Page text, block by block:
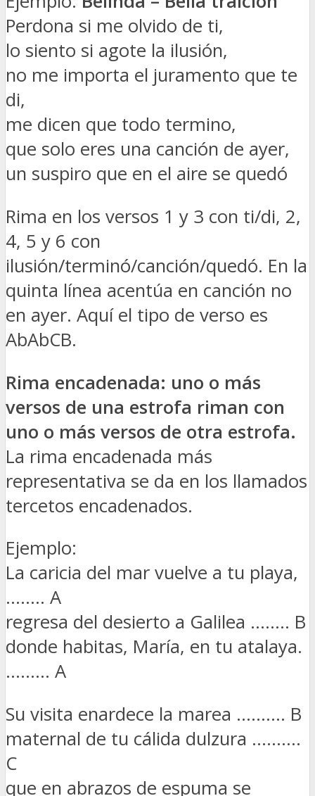
Perdona si me olvido de ti,
lo siento si agote la ilusión,
no me importa el juramento que te
di,
me dicen que todo termino,
que solo eres una canción de ayer,
un suspiro que en el aire se quedó
Rima en los versos 1 y 3 con ti/di, 2,
4, 5 y 6 con
ilusión/terminó/canción/quedó. En la
quinta línea acentúa en canción no
en ayer. Aquí el tipo de verso es
AbAbCB.
Rima encadenada: uno o más
versos de una estrofa riman con
uno o más versos de otra estrofa.
La rima encadenada más
representativa se da en los llamados
tercetos encadenados.
Ejemplo:
La caricia del mar vuelve a tu playa,
…….. A
regresa del desierto a Galilea …….. B
donde habitas, María, en tu atalaya.
……… A
Su visita enardece la marea ………. B
maternal de tu cálida dulzura ……….
C
que en abrazos de espuma se